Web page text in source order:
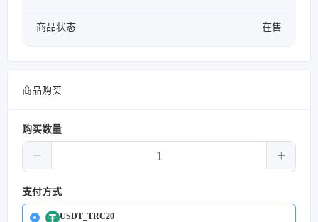
商品状态 在售
商品购买
购买数量
支付方式
USDT_TRC20